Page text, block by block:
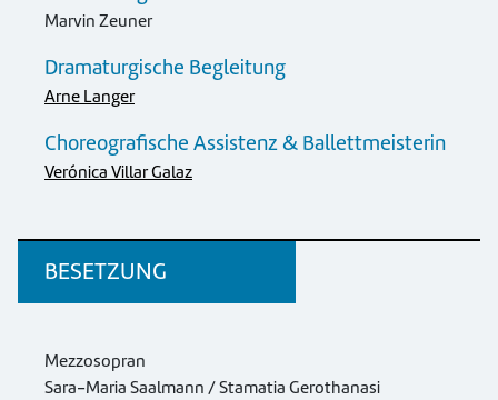
Marvin Zeuner
Dramaturgische Begleitung
Arne Langer
Choreografische Assistenz & Ballettmeisterin
Verónica Villar Galaz
BESETZUNG
Mezzosopran
Sara-Maria Saalmann / Stamatia Gerothanasi